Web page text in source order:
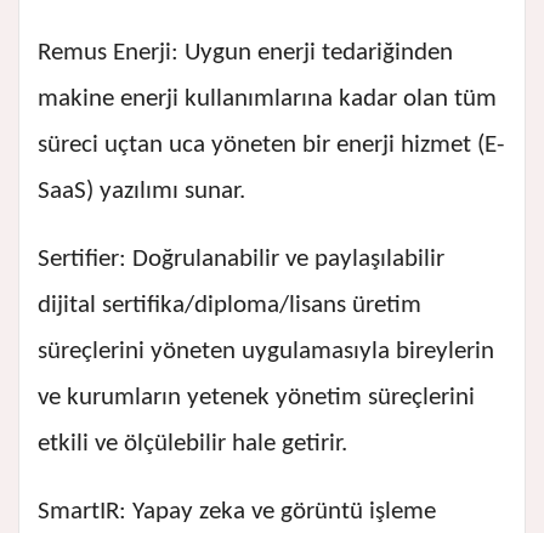
Remus Enerji: Uygun enerji tedariğinden
makine enerji kullanımlarına kadar olan tüm
süreci uçtan uca yöneten bir enerji hizmet (E-
SaaS) yazılımı sunar.
Sertifier: Doğrulanabilir ve paylaşılabilir
dijital sertifika/diploma/lisans üretim
süreçlerini yöneten uygulamasıyla bireylerin
ve kurumların yetenek yönetim süreçlerini
etkili ve ölçülebilir hale getirir.
SmartIR: Yapay zeka ve görüntü işleme